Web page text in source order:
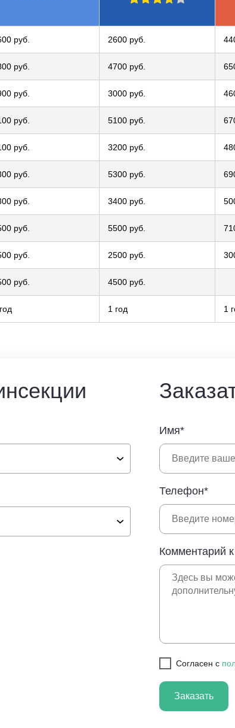
руб. 2600 руб.
руб. 4700 руб.
руб. 3000 руб.
руб. 5100 руб.
руб. 3200 руб.
руб. 5300 руб.
руб. 3400 руб.
руб. 5500 руб.
руб. 2500 руб.
руб. 4500 руб.
1 год 1
Имя*
Телефон*
Комментарий к
Cогласен с
Заказать